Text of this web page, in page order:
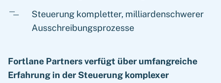
Steuerung kompletter, milliardenschwerer
Ausschreibungsprozesse
Fortlane Partners verfügt über umfangreiche
Erfahrung in der Steuerung komplexer